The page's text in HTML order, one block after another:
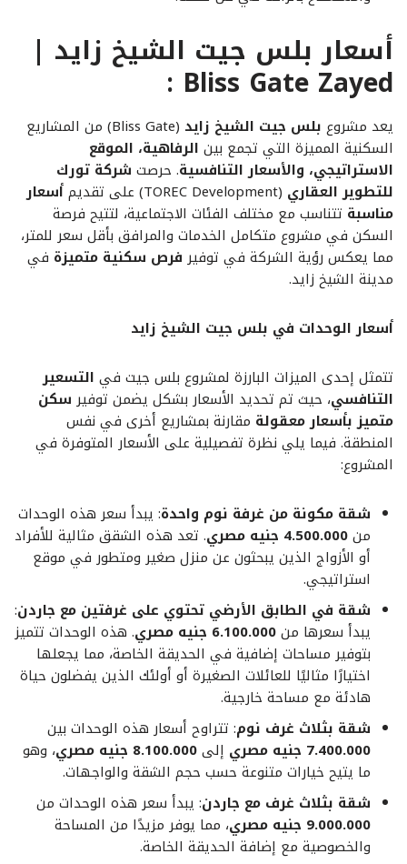
أسعار بلس جيت الشيخ زايد |
Bliss Gate Zayed :
يعد مشروع بلس جيت الشيخ زايد
(Bliss Gate) من المشاريع
السكنية المميزة التي تجمع بين الرفاهية، الموقع
الاستراتيجي، والأسعار التنافسية. حرصت شركة تورك
للتطوير العقاري (TOREC Development) على تقديم
أسعار
مناسبة تتناسب مع مختلف الفئات الاجتماعية، لتتيح فرصة
السكن في مشروع متكامل الخدمات والمرافق بأقل سعر للمتر،
مما يعكس رؤية الشركة في توفير فرص سكنية متميزة في
مدينة الشيخ زايد.
أسعار الوحدات في بلس جيت الشيخ زايد
تتمثل إحدى الميزات البارزة لمشروع بلس جيت في التسعير
التنافسي، حيث تم تحديد الأسعار بشكل يضمن توفير سكن
متميز بأسعار معقولة مقارنة بمشاريع أخرى في نفس
المنطقة. فيما يلي نظرة تفصيلية على الأسعار المتوفرة في
المشروع:
شقة مكونة من غرفة نوم واحدة: يبدأ سعر هذه الوحدات
من4.500.000 جنيه مصري
. تعد هذه الشقق مثالية للأفراد
أو الأزواج الذين يبحثون عن منزل صغير ومتطور في موقع
استراتيجي.
شقة في الطابق الأرضي تحتوي على غرفتين مع جاردن:
يبدأ سعرها من6.100.000 جنيه مصري
. هذه الوحدات تتميز
بتوفير مساحات إضافية في الحديقة الخاصة، مما يجعلها
اختيارًا مثاليًا للعائلات الصغيرة أو أولئك الذين يفضلون حياة
هادئة مع مساحة خارجية.
شقة بثلاث غرف نوم: تتراوح أسعار هذه الوحدات بين
7.400.000 جنيه مصري
إلى8.100.000 جنيه مصري
، وهو
ما يتيح خيارات متنوعة حسب حجم الشقة والواجهات.
شقة بثلاث غرف مع جاردن: يبدأ سعر هذه الوحدات من
9.000.000 جنيه مصري
، مما يوفر مزيدًا من المساحة
والخصوصية مع إضافة الحديقة الخاصة.